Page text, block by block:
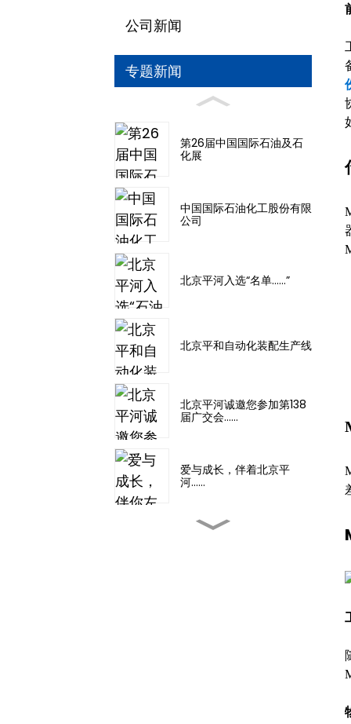
公司新闻
专题新闻
第26届中国国际石油及石
化展
中国国际石油化工股份有限
公司
北京平河入选“名单……”
北京平和自动化装配生产线
北京平河诚邀您参加第138
届广交会……
爱与成长，伴着北京平
河……
2025年新疆石油化工博览